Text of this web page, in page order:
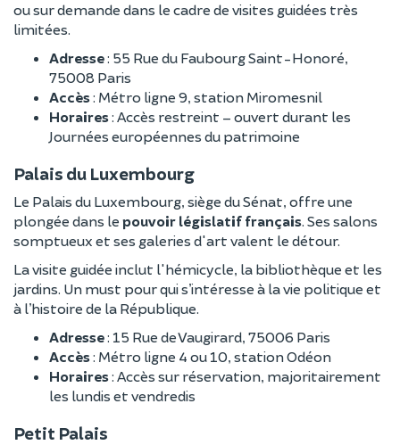
ou sur demande dans le cadre de visites guidées très
limitées.
Adresse: 55 Rue du Faubourg Saint-Honoré,
75008 Paris
Accès: Métro ligne 9, station Miromesnil
Horaires: Accès restreint – ouvert durant les
Journées européennes du patrimoine
Palais du Luxembourg
Le Palais du Luxembourg, siège du Sénat, offre une
plongée dans le pouvoir législatif français. Ses salons
somptueux et ses galeries d'art valent le détour.
La visite guidée inclut l'hémicycle, la bibliothèque et les
jardins. Un must pour qui s’intéresse à la vie politique et
à l’histoire de la République.
Adresse: 15 Rue de Vaugirard, 75006 Paris
Accès: Métro ligne 4 ou 10, station Odéon
Horaires: Accès sur réservation, majoritairement
les lundis et vendredis
Petit Palais